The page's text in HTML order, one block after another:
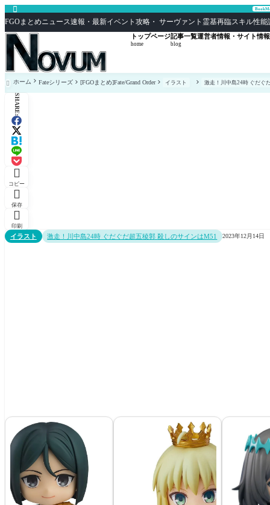

FGOまとめニュース速報・最新イベント攻略・ サーヴァント霊基再臨スキル性能
トップページ
home
記事一覧
blog
運営者情報・サイト情報
 ホーム Fateシリーズ [FGOまとめ]Fate/Grand Order イラスト 激走！川中島24時 ぐだぐ
SHARE:

コピー

保存

印刷
イラスト 激走！川中島24時 ぐだぐだ超五稜郭 殺しのサインはM51 2023年12月14日